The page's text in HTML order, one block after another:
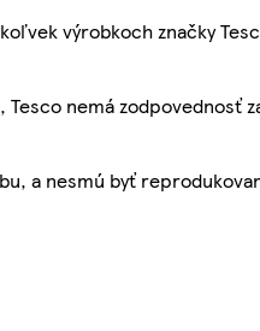
výrobkoch značky
nemá zodpovednosť
a nesmú byť